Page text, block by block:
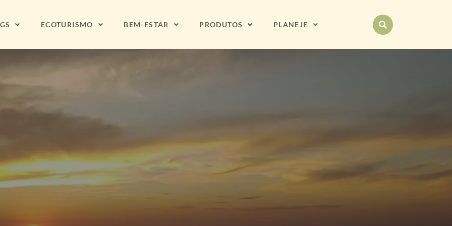
ECOTURISMO BEM-ESTAR PRODUTOS PLANEJE